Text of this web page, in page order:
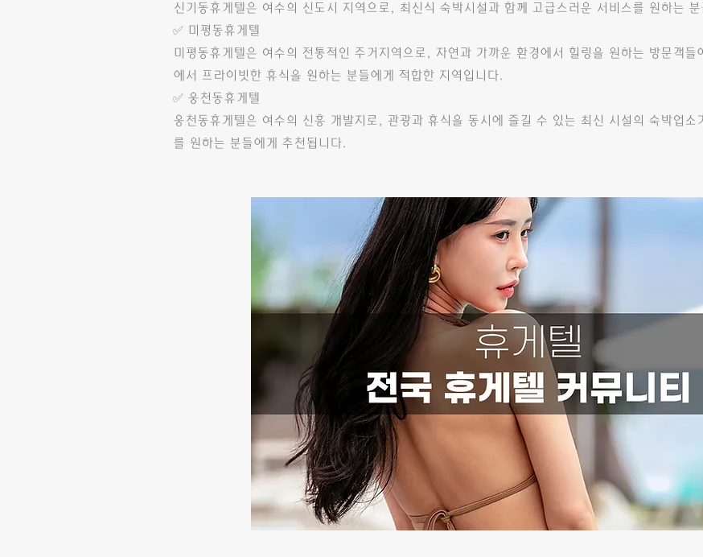
신기동휴게텔은 여수의 신도시 지역으로, 최신식 숙박시설과 함께 고급스러운 서비스를 원하는
✅ 미평동휴게텔
미평동휴게텔은 여수의 전통적인 주거지역으로, 자연과 가까운 환경에서 힐링을 원하는 방문객
에서 프라이빗한 휴식을 원하는 분들에게 적합한 지역입니다.
✅ 웅천동휴게텔
웅천동휴게텔은 여수의 신흥 개발지로, 관광과 휴식을 동시에 즐길 수 있는 최신 시설의 숙박업소
를 원하는 분들에게 추천됩니다.